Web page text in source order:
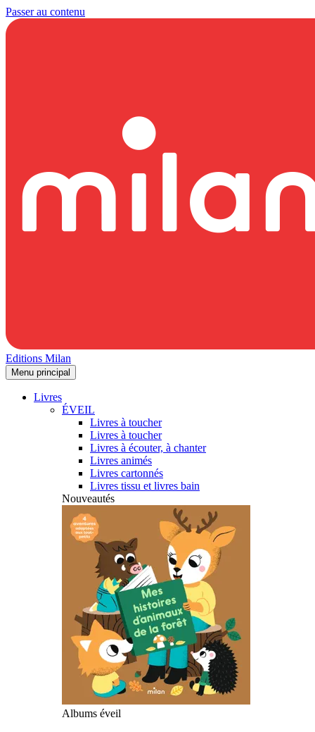
Passer au contenu
Editions Milan
Menu principal
Livres
ÉVEIL
Livres à toucher
Livres à toucher
Livres à écouter, à chanter
Livres animés
Livres cartonnés
Livres tissu et livres bain
Nouveautés
Albums éveil